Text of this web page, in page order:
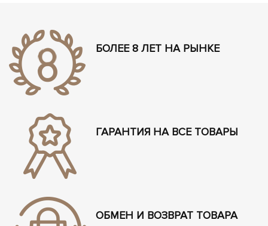
БОЛЕЕ 8 ЛЕТ НА РЫНКЕ
ГАРАНТИЯ НА ВСЕ ТОВАРЫ
ОБМЕН И ВОЗВРАТ ТОВАРА